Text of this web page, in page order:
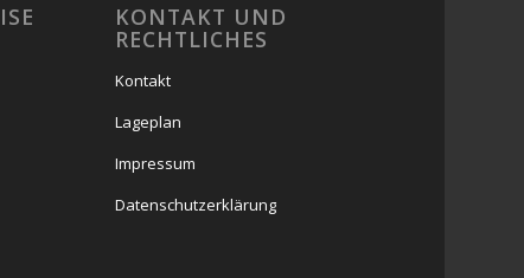
KONTAKT UND
RECHTLICHES
Kontakt
Lageplan
Impressum
Datenschutzerklärung